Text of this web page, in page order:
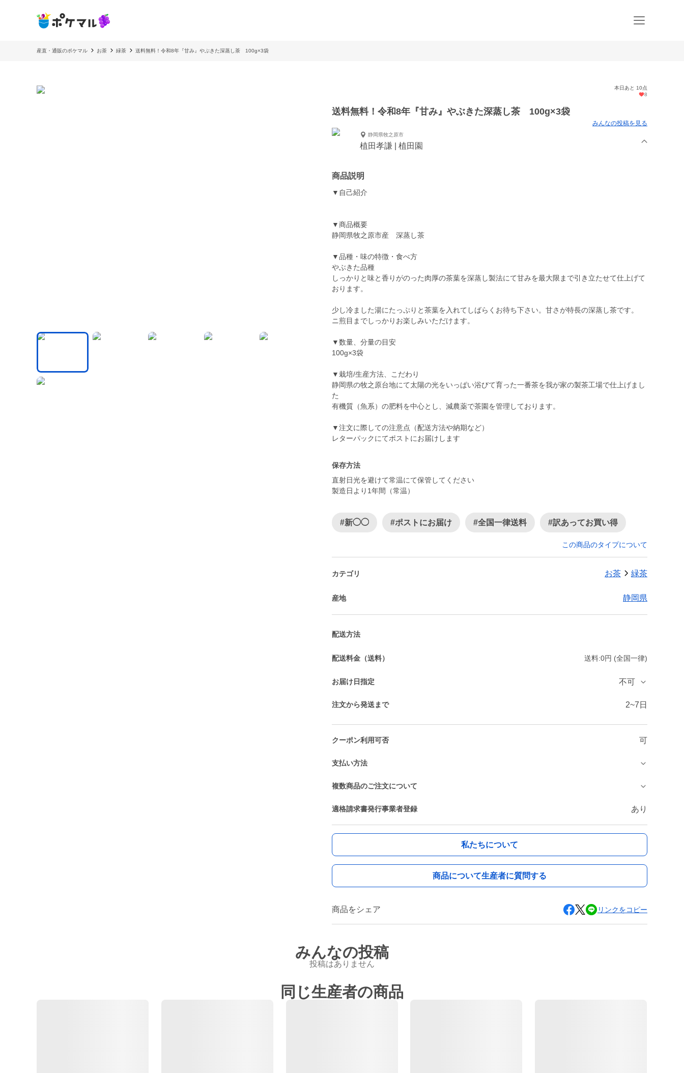
産直・通販のポケマル お茶 緑茶 送料無料！令和8年『甘み』やぶきた深蒸し茶 100g×3袋
本日あと 10点
8
送料無料！令和8年『甘み』やぶきた深蒸し茶 100g×3袋
みんなの投稿を見る
静岡県牧之原市
植田孝謙 | 植田園
商品説明
▼自己紹介
▼商品概要
静岡県牧之原市産 深蒸し茶
▼品種・味の特徴・食べ方
やぶきた品種
しっかりと味と香りがのった肉厚の茶葉を深蒸し製法にて甘みを最大限まで引き立たせて仕上げて
おります。
少し冷ました湯にたっぷりと茶葉を入れてしばらくお待ち下さい。甘さが特長の深蒸し茶です。
ニ煎目までしっかりお楽しみいただけます。
▼数量、分量の目安
100g×3袋
▼栽培/生産方法、こだわり
静岡県の牧之原台地にて太陽の光をいっぱい浴びて育った一番茶を我が家の製茶工場で仕上げまし
た
有機質（魚系）の肥料を中心とし、減農薬で茶園を管理しております。
▼注文に際しての注意点（配送方法や納期など）
レターパックにてポストにお届けします
保存方法
直射日光を避けて常温にて保管してください
製造日より1年間（常温）
#新◯◯ #ポストにお届け #全国一律送料 #訳あってお買い得
この商品のタイプについて
カテゴリ お茶 緑茶
産地 静岡県
配送方法
配送料金（送料） 送料:0円 (全国一律)
お届け日指定 不可
注文から発送まで 2~7日
クーポン利用可否 可
支払い方法
複数商品のご注文について
適格請求書発行事業者登録 あり
私たちについて
商品について生産者に質問する
商品をシェア リンクをコピー
みんなの投稿
投稿はありません
同じ生産者の商品